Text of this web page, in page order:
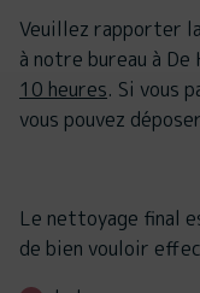
Veuillez rapporter
à notre bureau à De
10 heures. Si vous
vous pouvez
Le nettoyage final
de bien vouloir